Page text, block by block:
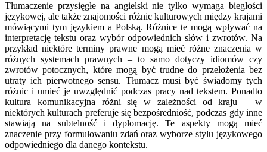
Tłumaczenie przysięgłe na angielski nie tylko wymaga biegłości
językowej, ale także znajomości różnic kulturowych między krajami
mówiącymi tym językiem a Polską. Różnice te mogą wpływać na
interpretację tekstu oraz wybór odpowiednich słów i zwrotów. Na
przykład niektóre terminy prawne mogą mieć różne znaczenia w
różnych systemach prawnych – to samo dotyczy idiomów czy
zwrotów potocznych, które mogą być trudne do przełożenia bez
utraty ich pierwotnego sensu. Tłumacz musi być świadomy tych
różnic i umieć je uwzględnić podczas pracy nad tekstem. Ponadto
kultura komunikacyjna różni się w zależności od kraju – w
niektórych kulturach preferuje się bezpośredniość, podczas gdy inne
stawiają na subtelność i dyplomację. Te aspekty mogą mieć
znaczenie przy formułowaniu zdań oraz wyborze stylu językowego
odpowiedniego dla danego kontekstu.